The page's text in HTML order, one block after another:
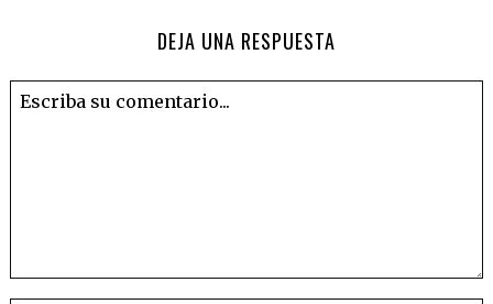
DEJA UNA RESPUESTA